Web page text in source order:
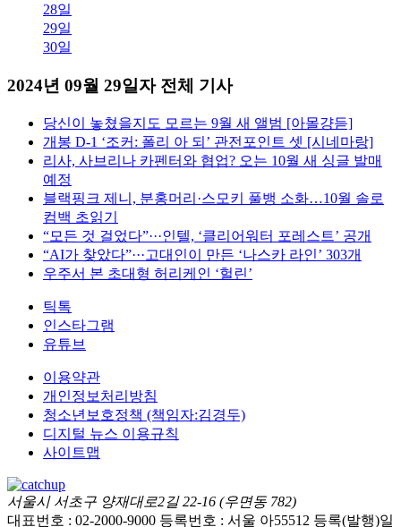
28일
29일
30일
2024년 09월 29일자 전체 기사
당신이 놓쳤을지도 모르는 9월 새 앨범 [아몰걍듣]
개봉 D-1 ‘조커: 폴리 아 되’ 관전포인트 셋 [시네마랑]
리사, 사브리나 카펜터와 협업? 오는 10월 새 싱글 발매
예정
블랙핑크 제니, 분홍머리·스모키 풀뱅 소화…10월 솔로
컴백 초읽기
“모든 것 걸었다”···인텔, ‘클리어워터 포레스트’ 공개
“AI가 찾았다”···고대인이 만든 ‘나스카 라인’ 303개
우주서 본 초대형 허리케인 ‘헐린’
틱톡
인스타그램
유튜브
이용약관
개인정보처리방침
청소년보호정책 (책임자:김경두)
디지털 뉴스 이용규칙
사이트맵
서울시 서초구 양재대로2길 22-16 (우면동 782)
대표번호 : 02-2000-9000 등록번호 : 서울 아55512 등록(발행)일